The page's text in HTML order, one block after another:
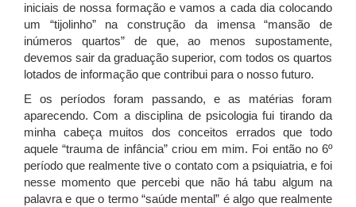
iniciais de nossa formação e vamos a cada dia colocando
um “tijolinho” na construção da imensa “mansão de
inúmeros quartos” de que, ao menos supostamente,
devemos sair da graduação superior, com todos os quartos
lotados de informação que contribui para o nosso futuro.
E os períodos foram passando, e as matérias foram
aparecendo. Com a disciplina de psicologia fui tirando da
minha cabeça muitos dos conceitos errados que todo
aquele “trauma de infância” criou em mim. Foi então no 6º
período que realmente tive o contato com a psiquiatria, e foi
nesse momento que percebi que não há tabu algum na
palavra e que o termo “saúde mental” é algo que realmente